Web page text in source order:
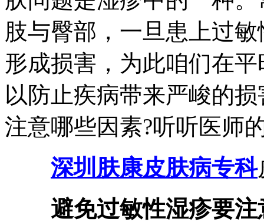
肢与臀部，一旦患上过
形成损害，为此咱们在
以防止疾病带来严峻的
注意哪些因素?听听医师
深圳肤康皮肤病专科
避免过敏性湿疹要注